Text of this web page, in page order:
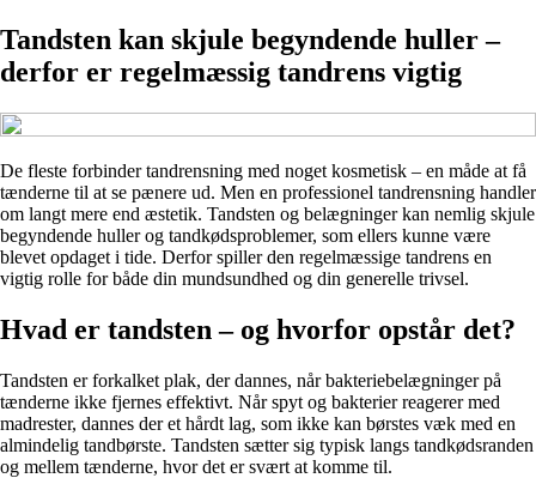
Tandsten kan skjule begyndende huller –
derfor er regelmæssig tandrens vigtig
De fleste forbinder tandrensning med noget kosmetisk – en måde at få
tænderne til at se pænere ud. Men en professionel tandrensning handler
om langt mere end æstetik. Tandsten og belægninger kan nemlig skjule
begyndende huller og tandkødsproblemer, som ellers kunne være
blevet opdaget i tide. Derfor spiller den regelmæssige tandrens en
vigtig rolle for både din mundsundhed og din generelle trivsel.
Hvad er tandsten – og hvorfor opstår det?
Tandsten er forkalket plak, der dannes, når bakteriebelægninger på
tænderne ikke fjernes effektivt. Når spyt og bakterier reagerer med
madrester, dannes der et hårdt lag, som ikke kan børstes væk med en
almindelig tandbørste. Tandsten sætter sig typisk langs tandkødsranden
og mellem tænderne, hvor det er svært at komme til.